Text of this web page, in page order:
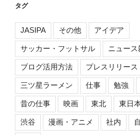
タグ
JASIPA その他 アイデア
サッカー・フットサル ニュース
ブログ活用方法 プレスリリース
三ツ星ラーメン 仕事 勉強
昔の仕事 映画 東北 東日
渋谷 漫画・アニメ 社内